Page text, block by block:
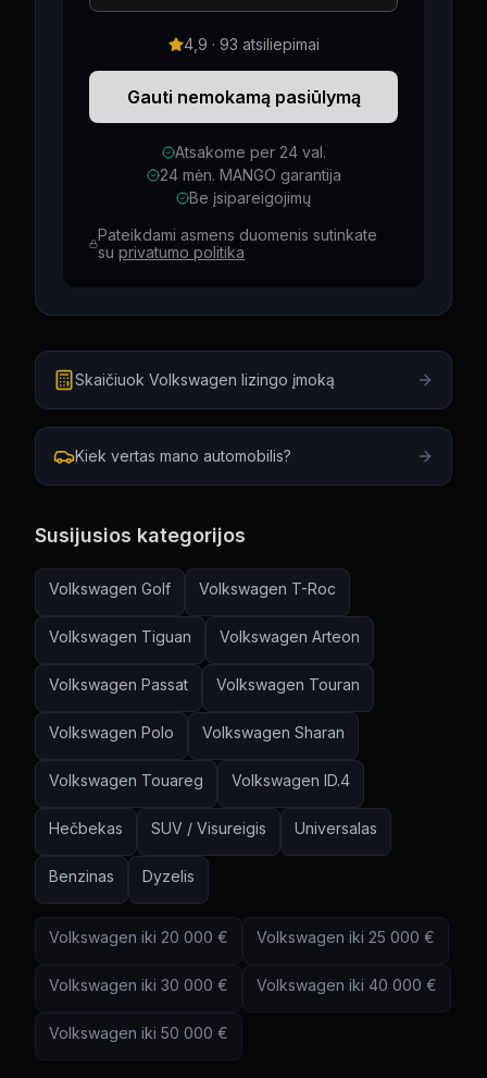
4,9 · 93 atsiliepimai
Gauti nemokamą pasiūlymą
Atsakome per 24 val.
24 mėn. MANGO garantija
Be įsipareigojimų
Pateikdami asmens duomenis sutinkate
su privatumo politika
Skaičiuok Volkswagen lizingo įmoką
Kiek vertas mano automobilis?
Susijusios kategorijos
Volkswagen Golf Volkswagen T-Roc
Volkswagen Tiguan Volkswagen Arteon
Volkswagen Passat Volkswagen Touran
Volkswagen Polo Volkswagen Sharan
Volkswagen Touareg Volkswagen ID.4
Hečbekas SUV / Visureigis Universalas
Benzinas Dyzelis
Volkswagen iki 20 000 € Volkswagen iki 25 000 €
Volkswagen iki 30 000 € Volkswagen iki 40 000 €
Volkswagen iki 50 000 €